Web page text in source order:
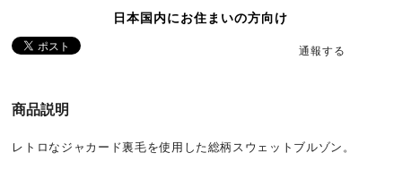
日本国内にお住まいの方向け
通報する
商品説明
レトロなジャカード裏毛を使用した総柄スウェットブルゾン。